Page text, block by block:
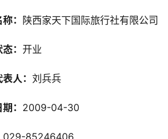
： 陕西家天下国际旅行社有限公司
： 开业
人： 刘兵兵
： 2009-04-30
029-85246406